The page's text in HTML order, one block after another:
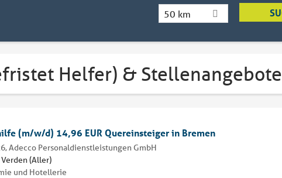
50 km
Helfer) & Stellenangebote
(m/w/d) 14,96 EUR Quereinsteiger in Bremen
Adecco Personaldienstleistungen GmbH
(Aller)
und Hotellerie